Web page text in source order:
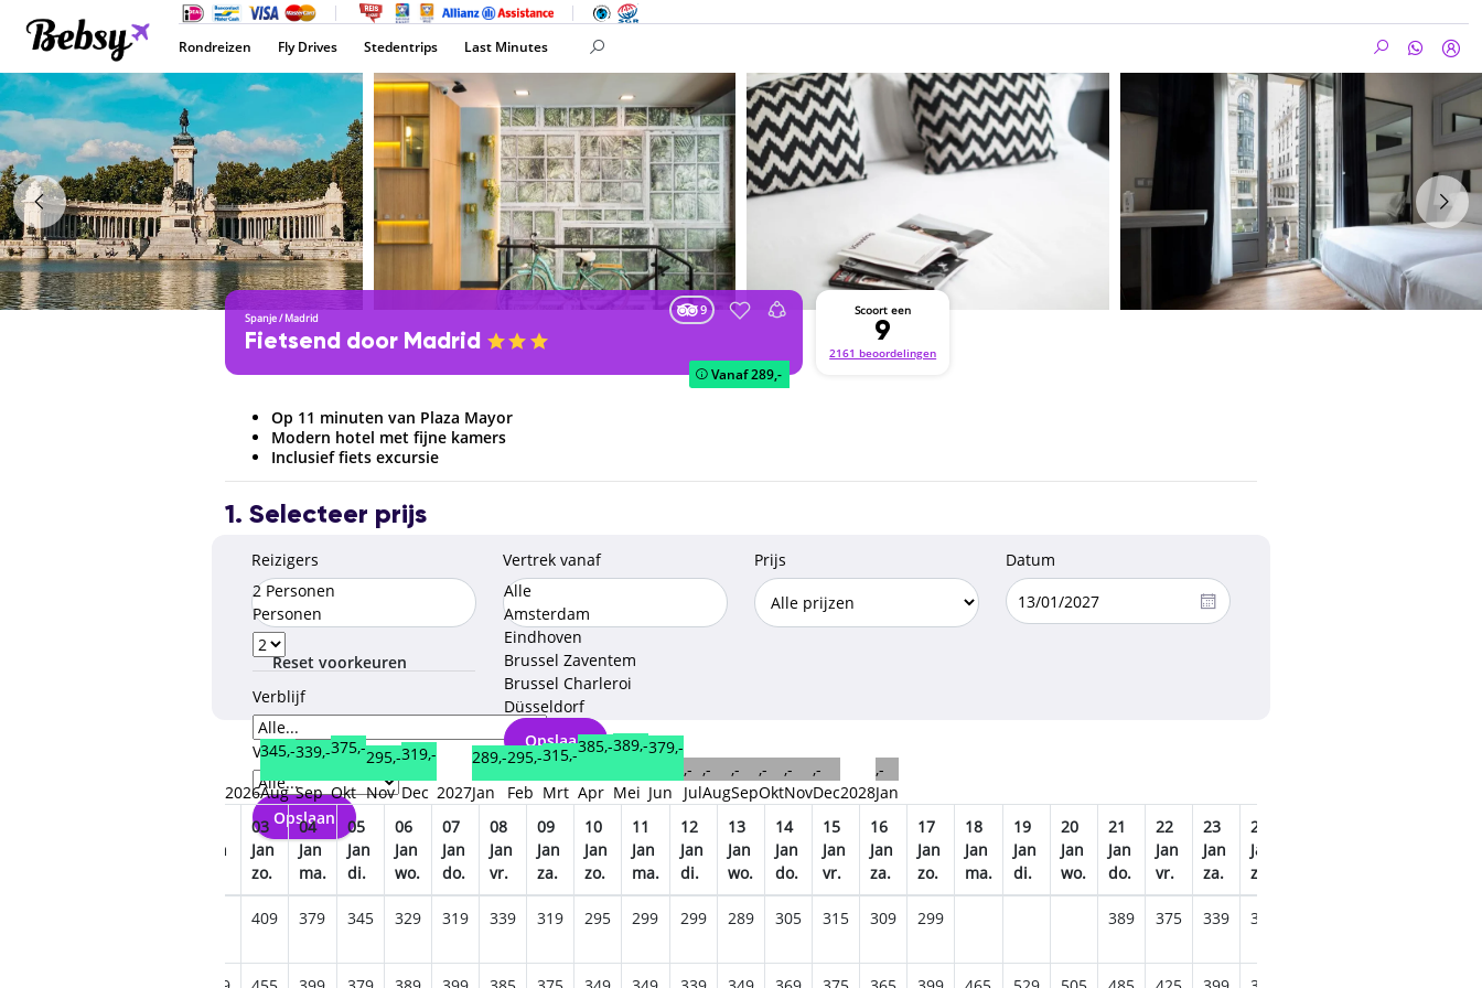
Rondreizen Fly Drives Stedentrips Last Minutes
Spanje/Madrid
9
Fietsend door Madrid
Vanaf289,-
Scoort een
9
2161 beoordelingen
Op 11 minuten van Plaza Mayor
Modern hotel met fijne kamers
Inclusief fiets excursie
1. Selecteer prijs
Reizigers
2 Personen
Personen
Verblijf
Verzorgingstype
Opslaan
Vertrek vanaf
Alle
Amsterdam
Eindhoven
Brussel Zaventem
Brussel Charleroi
Düsseldorf
Opslaan
Prijs Datum
Reset voorkeuren
2026
345,-
Aug
339,-
Sep
375,-
Okt
295,-
Nov
319,-
Dec 2027
289,-
Jan
295,-
Feb
315,-
Mrt
385,-
Apr
389,-
Mei
379,-
Jun
,-
Jul
,-
Aug
,-
Sep
,-
Okt
,-
Nov
,-
Dec2028
,-
Jan
Jan
03
Jan
zo.
04
Jan
ma.
05
Jan
di.
06
Jan
wo.
07
Jan
do.
08
Jan
vr.
09
Jan
za.
10
Jan
zo.
11
Jan
ma.
12
Jan
di.
13
Jan
wo.
14
Jan
do.
15
Jan
vr.
16
Jan
za.
17
Jan
zo.
18
Jan
ma.
19
Jan
di.
20
Jan
wo.
21
Jan
do.
22
Jan
vr.
23
Jan
za.
24
Jan
zo.
409 379 345 329 319 339 319 295 299 299 289 305 315 309 299 389 375 339 309